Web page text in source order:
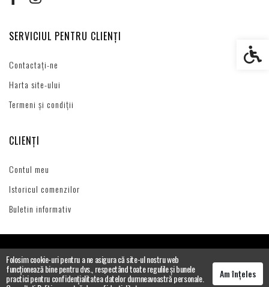
Folosim cookie-uri pentru a ne asigura că site-ul nostru web
funcționează bine pentru dvs., respectând toate regulile și bunele
practici pentru confidențialitatea datelor dumneavoastră personale. Am înțeles
SERVICIUL PENTRU CLIENȚI
Contactați-ne
Harta site-ului
Termeni și condiții
CLIENȚI
Contul meu
Istoricul comenzilor
Buletin informativ
Setări